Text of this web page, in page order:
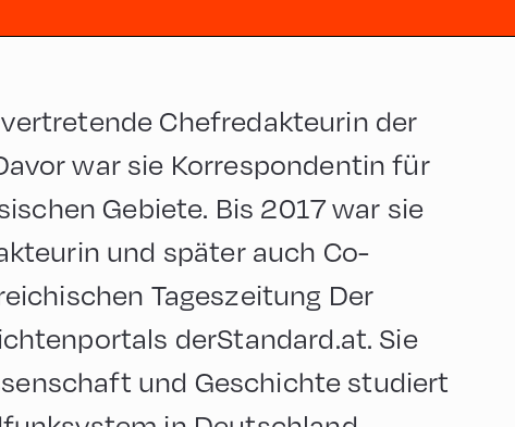
Chefredakteurin der
war sie Korrespondentin für
Gebiete. Bis 2017 war sie
und später auch Co-
Tageszeitung Der
derStandard.at. Sie
und Geschichte studiert